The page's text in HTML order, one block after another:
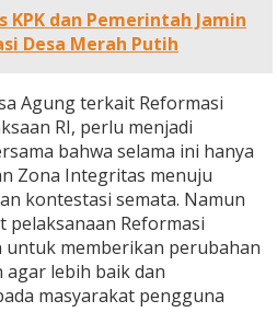
KPK dan Pemerintah Jamin
Desa Merah Putih
Agung terkait Reformasi
RI, perlu menjadi
bahwa selama ini hanya
Zona Integritas menuju
kontestasi semata. Namun
Reformasi
memberikan perubahan
agar lebih baik dan
masyarakat pengguna